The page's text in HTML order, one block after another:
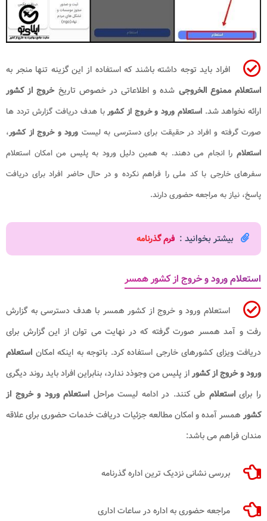
افراد باید توجه داشته باشند که استفاده از این گزینه تنها منجر به
استعلام ممنوع الخروجی شده و اطلاعاتی در خصوص تاریخخروج از کشور
ارائه نخواهد شد.استعلام ورود و خروج از کشوربا هدف دریافت گزارش تردد ها
صورت گرفته و افراد در حقیقت برای دسترسی به لیست ورود و خروج از کشور،
استعلام را انجام می دهند. به همین دلیل ورود به پلیس من امکان استعلام
سفرهای خارجی با کد ملی را فراهم نکرده و در حال حاضر افراد برای دریافت
پاسخ، نیاز به مراجعه حضوری دارند.
بیشتر بخوانید : فرم گذرنامه
استعلام ورود و خروج از کشور همسر
استعلام ورود و خروج از کشور همسر با هدف دسترسی به گزارش
رفت و آمد همسر صورت گرفته که در نهایت می توان از این گزارش برای
دریافت ویزای کشورهای خارجی استفاده کرد. باتوجه به اینکه امکان استعلام
ورود و خروج از کشوراز پلیس من وجوذد ندارد، بنابراین افراد باید روند دیگری
را برایاستعلام طی کنند. در ادامه لیست مراحل استعلام ورود و خروج از
کشورهمسر آمده و امکان مطالعه جزئیات دریافت خدمات حضوری برای علاقه
مندان فراهم می باشد:
بررسی نشانی نزدیک ترین اداره گذرنامه
مراجعه حضوری به اداره در ساعات اداری